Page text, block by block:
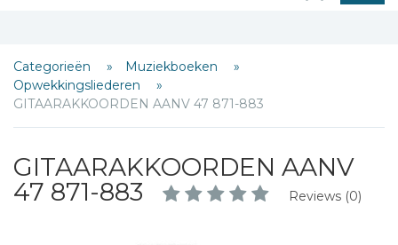
Categorieën
Muziekboeken
Opwekkingsliederen
GITAARAKKOORDEN AANV 47 871-883
GITAARAKKOORDEN AANV
47 871-883
Reviews (0)
Schrijf hieronder je review!